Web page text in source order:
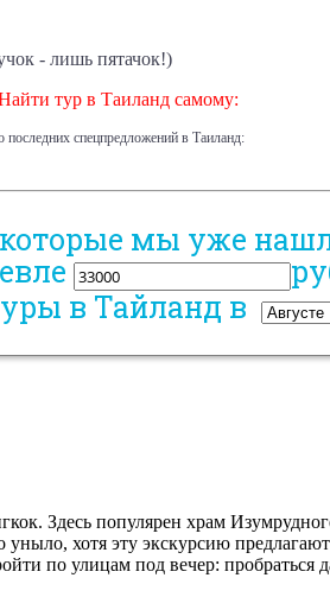
- лишь пятачок!)
тур в Таиланд самому:
последних спецпредложений в Таиланд:
мы уже
в Тайланд в
Здесь популярен храм
уныло, хотя эту экскурсию
по улицам под вечер: